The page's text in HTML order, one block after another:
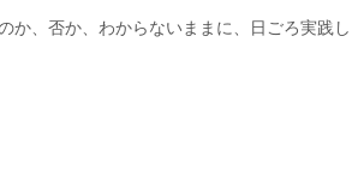
か、否か、わからないままに、日ごろ実践し